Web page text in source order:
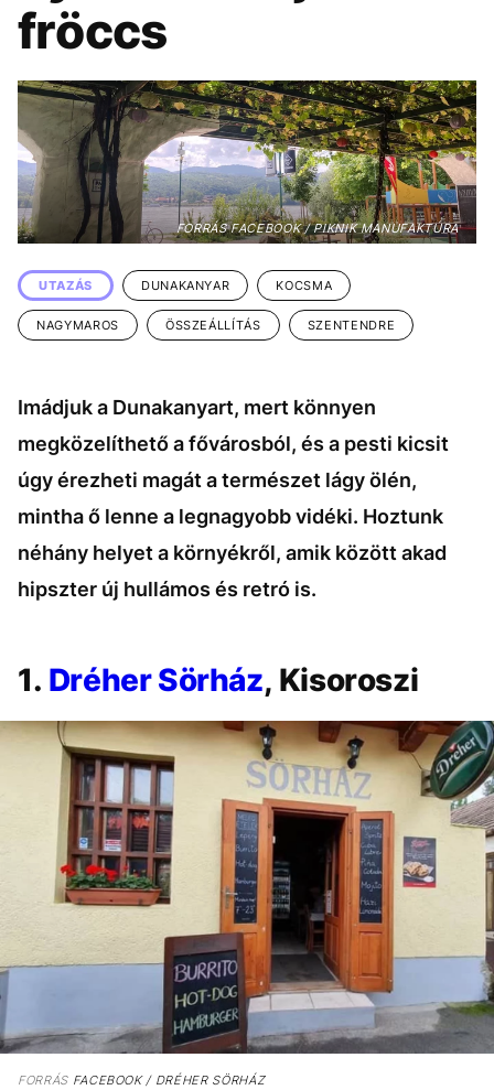
KÖZÉLET UTAZÁS
ÉLETMÓD
BESZÉLGETÉSEK ARCOK
VIDEÓ TÖRTÉNETEK
GASZTRO
fröccs
FORRÁS FACEBOOK / PIKNIK MANUFAKTÚRA
UTAZÁS DUNAKANYAR KOCSMA
NAGYMAROS ÖSSZEÁLLÍTÁS SZENTENDRE
Imádjuk a Dunakanyart, mert könnyen
megközelíthető a fővárosból, és a pesti kicsit
úgy érezheti magát a természet lágy ölén,
mintha ő lenne a legnagyobb vidéki. Hoztunk
néhány helyet a környékről, amik között akad
hipszter új hullámos és retró is.
1. Dréher Sörház, Kisoroszi
FORRÁSFACEBOOK / DRÉHER SÖRHÁZ